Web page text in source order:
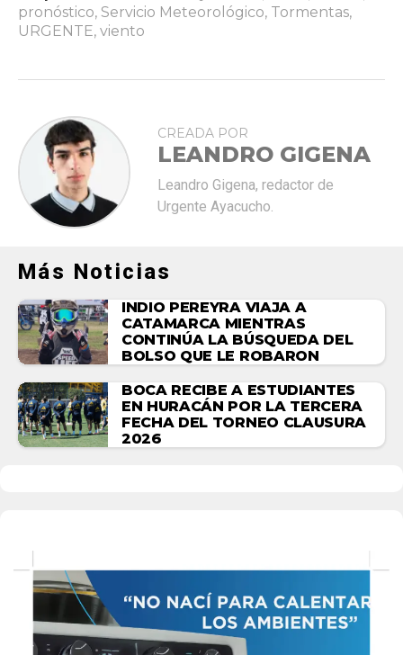
pronóstico, Servicio Meteorológico, Tormentas,
URGENTE, viento
CREADA POR
LEANDRO GIGENA
Leandro Gigena, redactor de
Urgente Ayacucho.
Más Noticias
INDIO PEREYRA VIAJA A
CATAMARCA MIENTRAS
CONTINÚA LA BÚSQUEDA DEL
BOLSO QUE LE ROBARON
BOCA RECIBE A ESTUDIANTES
EN HURACÁN POR LA TERCERA
FECHA DEL TORNEO CLAUSURA
2026